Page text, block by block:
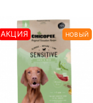
АКЦИЯ НОВЫЙ